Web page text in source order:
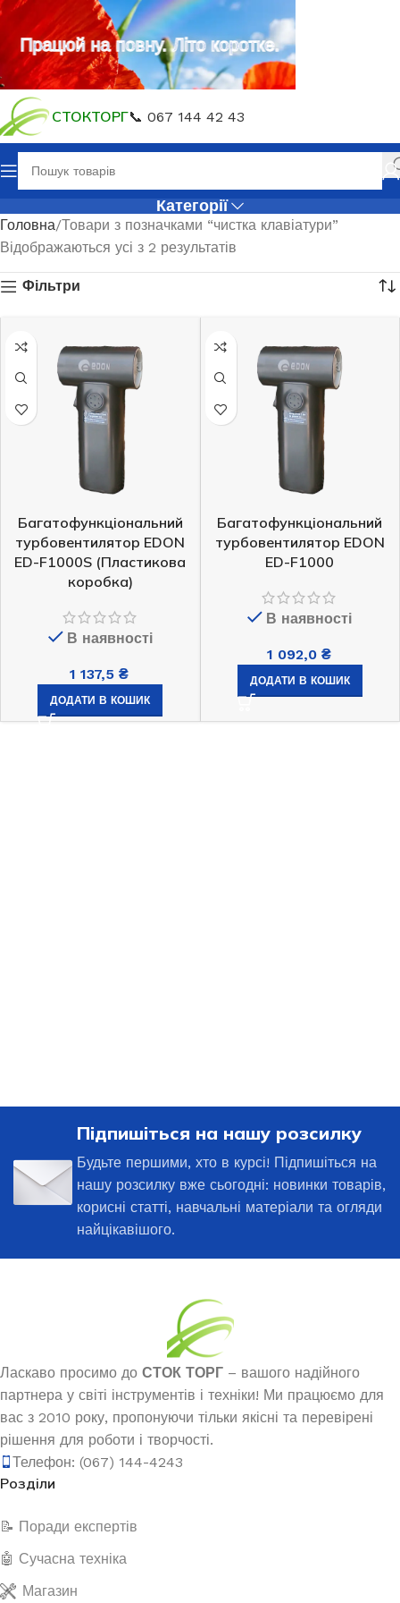
СТОКТОРГ📞 067 144 42 43
Категорії
Головна Товари з позначками “чистка клавіатури”
Відображаються усі з 2 результатів
Фільтри
Багатофункціональний
турбовентилятор EDON
ED-F1000S (Пластикова
коробка)
В наявності
1 137,5₴
ДОДАТИ В КОШИК
Багатофункціональний
турбовентилятор EDON
ED-F1000
В наявності
1 092,0 ₴
ДОДАТИ В КОШИК
Підпишіться на нашу розсилку
Будьте першими, хто в курсі! Підпишіться на
нашу розсилку вже сьогодні: новинки товарів,
корисні статті, навчальні матеріали та огляди
найцікавішого.
Ласкаво просимо до СТОК ТОРГ – вашого надійного
партнера у світі інструментів і техніки! Ми працюємо для
вас з 2010 року, пропонуючи тільки якісні та перевірені
рішення для роботи і творчості.
Телефон: (067) 144-4243
Розділи
📝 Поради експертів
🤖 Сучасна техніка
Магазин
Працюй на повну. Літо коротке.